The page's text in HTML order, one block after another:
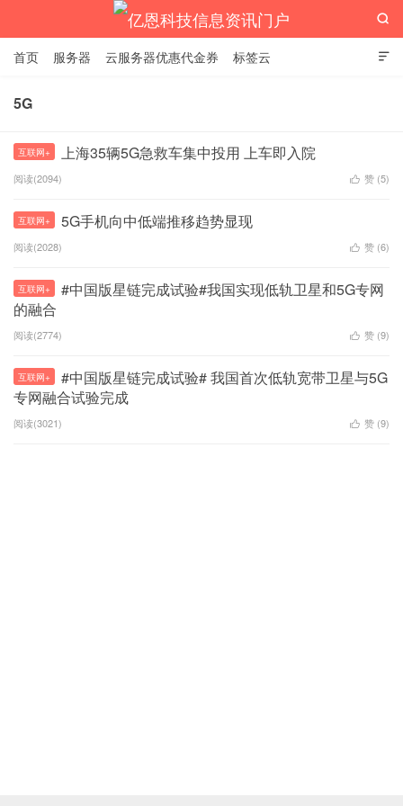
亿恩科技信息资讯门户

首页 服务器 云服务器优惠代金券 标签云

5G
互联网+ 上海35辆5G急救车集中投用 上车即入院
阅读(2094)  赞 (5)
互联网+ 5G手机向中低端推移趋势显现
阅读(2028)  赞 (6)
互联网+
#中国版星链完成试验#我国实现低轨卫星和5G专网
的融合
阅读(2774)  赞 (9)
互联网+
#中国版星链完成试验# 我国首次低轨宽带卫星与5G
专网融合试验完成
阅读(3021)  赞 (9)